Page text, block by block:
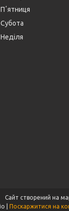
Пʼятниця
Субота
Неділя
Сайт створений на
Поскаржитися на